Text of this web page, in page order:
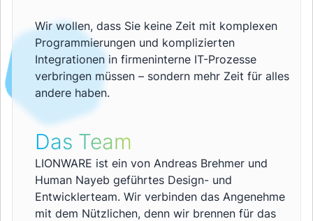
Wir wollen, dass Sie keine Zeit mit komplexen
Programmierungen und komplizierten
Integrationen in firmeninterne IT-Prozesse
verbringen müssen – sondern mehr Zeit für alles
andere haben.
Das Team
LIONWARE ist ein von Andreas Brehmer und
Human Nayeb geführtes Design- und
Entwicklerteam. Wir verbinden das Angenehme
mit dem Nützlichen, denn wir brennen für das